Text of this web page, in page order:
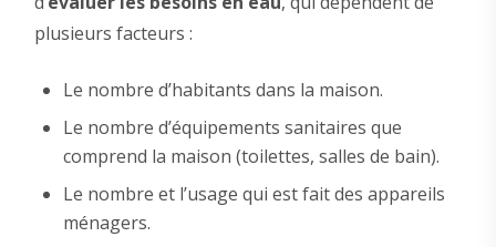
plusieurs facteurs :
Le nombre d’habitants dans la maison.
Le nombre d’équipements sanitaires que
comprend la maison (toilettes, salles de bain).
Le nombre et l’usage qui est fait des appareils
ménagers.